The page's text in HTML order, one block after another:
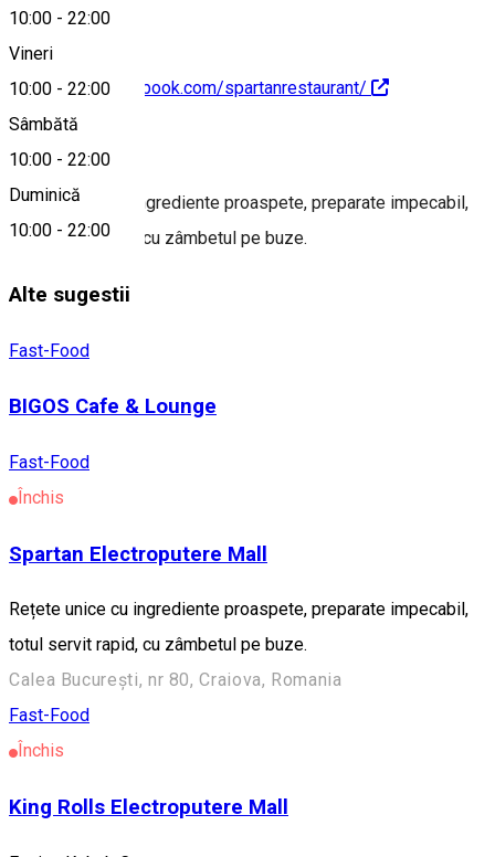
10:00 - 22:00
Vineri
10:00 - 22:00
Sâmbătă
10:00 - 22:00
Duminică
10:00 - 22:00
https://www.facebook.com/spartanrestaurant/
Despre
Rețete unice cu ingrediente proaspete, preparate impecabil,
totul servit rapid, cu zâmbetul pe buze.
Alte sugestii
Fast-Food
BIGOS Cafe & Lounge
Fast-Food
Închis
Spartan Electroputere Mall
Rețete unice cu ingrediente proaspete, preparate impecabil,
totul servit rapid, cu zâmbetul pe buze.
Calea București, nr 80, Craiova, Romania
Fast-Food
Închis
King Rolls Electroputere Mall